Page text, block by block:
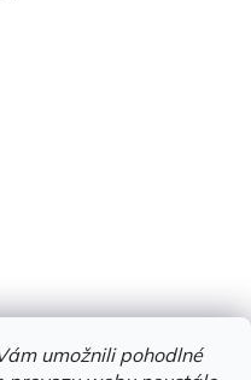
umožnili pohodlné